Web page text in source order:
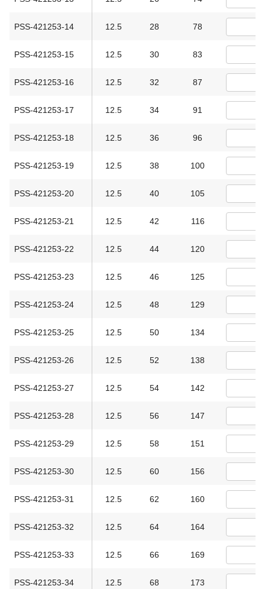
PSS-421253-14 12.5 28 78
PSS-421253-15 12.5 30 83
PSS-421253-16 12.5 32 87
PSS-421253-17 12.5 34 91
PSS-421253-18 12.5 36 96
PSS-421253-19 12.5 38 100
PSS-421253-20 12.5 40 105
PSS-421253-21 12.5 42 116
PSS-421253-22 12.5 44 120
PSS-421253-23 12.5 46 125
PSS-421253-24 12.5 48 129
PSS-421253-25 12.5 50 134
PSS-421253-26 12.5 52 138
PSS-421253-27 12.5 54 142
PSS-421253-28 12.5 56 147
PSS-421253-29 12.5 58 151
PSS-421253-30 12.5 60 156
PSS-421253-31 12.5 62 160
PSS-421253-32 12.5 64 164
PSS-421253-33 12.5 66 169
PSS-421253-34 12.5 68 173